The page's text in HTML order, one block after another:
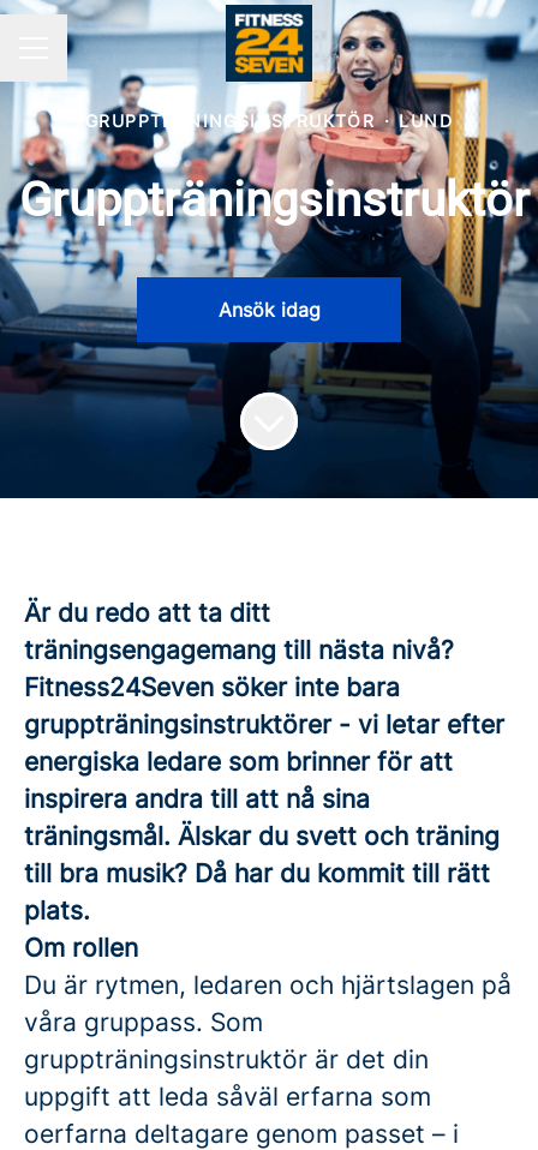
KARRIÄRMENY
GRUPPTRÄNINGSINSTRUKTÖR · LUND
Gruppträningsinstruktör
Ansök idag
Är du redo att ta ditt
träningsengagemang till nästa nivå?
Fitness24Seven söker inte bara
gruppträningsinstruktörer - vi letar efter
energiska ledare som brinner för att
inspirera andra till att nå sina
träningsmål. Älskar du svett och träning
till bra musik? Då har du kommit till rätt
plats.
Om rollen
Du är rytmen, ledaren och hjärtslagen på
våra gruppass. Som
gruppträningsinstruktör är det din
uppgift att leda såväl erfarna som
oerfarna deltagare genom passet – i